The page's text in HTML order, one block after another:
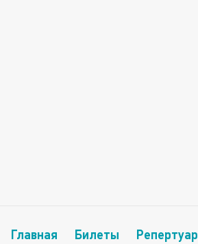
Главная Билеты
Репертуар